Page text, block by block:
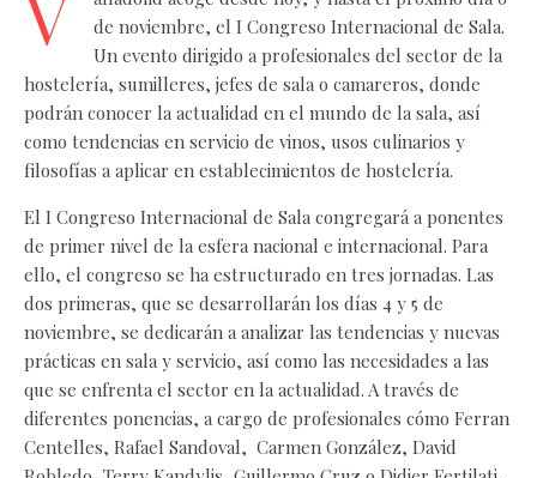
de noviembre, el I Congreso Internacional de Sala.
Un evento dirigido a profesionales del sector de la
hostelería, sumilleres, jefes de sala o camareros, donde
podrán conocer la actualidad en el mundo de la sala, así
como tendencias en servicio de vinos, usos culinarios y
filosofías a aplicar en establecimientos de hostelería.
El I Congreso Internacional de Sala congregará a ponentes
de primer nivel de la esfera nacional e internacional. Para
ello, el congreso se ha estructurado en tres jornadas. Las
dos primeras, que se desarrollarán los días 4 y 5 de
noviembre, se dedicarán a analizar las tendencias y nuevas
prácticas en sala y servicio, así como las necesidades a las
que se enfrenta el sector en la actualidad. A través de
diferentes ponencias, a cargo de profesionales cómo Ferran
Centelles, Rafael Sandoval, Carmen González, David